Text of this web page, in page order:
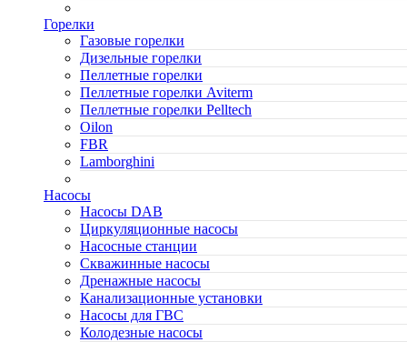
Горелки
Газовые горелки
Дизельные горелки
Пеллетные горелки
Пеллетные горелки Aviterm
Пеллетные горелки Pelltech
Oilon
FBR
Lamborghini
Насосы
Насосы DAB
Циркуляционные насосы
Насосные станции
Скважинные насосы
Дренажные насосы
Канализационные установки
Насосы для ГВС
Колодезные насосы